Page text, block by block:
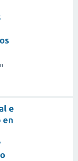
e
en